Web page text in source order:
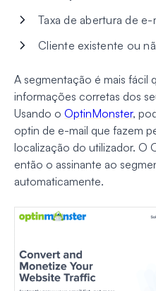
Taxa de abertura de e-
Cliente existente ou
A segmentação é mais fácil
informações corretas dos
Usando o OptinMonster,
optin de e-mail que fazem
localização do utilizador. O
então o assinante ao
automaticamente.